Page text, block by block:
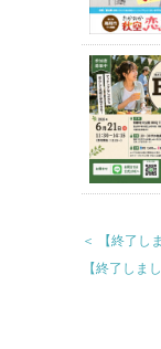
＜ 【終了し
【終了しま